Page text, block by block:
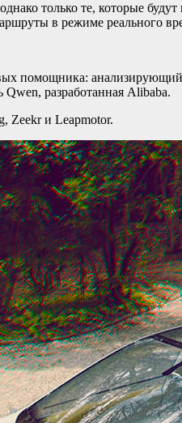
только те, которые
в режиме реального
помощника:
разработанная Alibaba.
Zeekr и Leapmotor.